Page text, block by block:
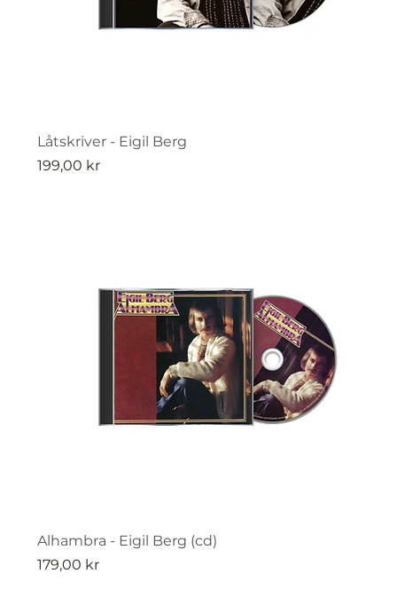
Låtskriver - Eigil Berg
Pris
199,00 kr
Alhambra - Eigil Berg (cd)
Pris
179,00 kr